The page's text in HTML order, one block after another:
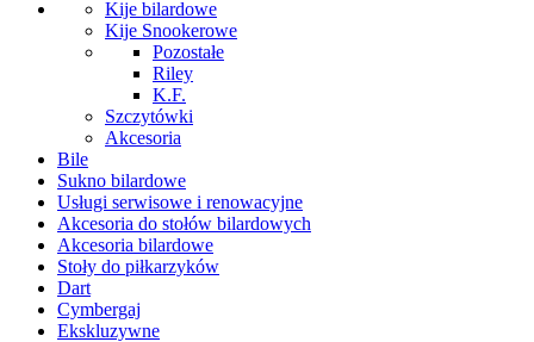
Kije bilardowe
Kije Snookerowe
Pozostałe
Riley
K.F.
Szczytówki
Akcesoria
Bile
Sukno bilardowe
Usługi serwisowe i renowacyjne
Akcesoria do stołów bilardowych
Akcesoria bilardowe
Stoły do piłkarzyków
Dart
Cymbergaj
Ekskluzywne